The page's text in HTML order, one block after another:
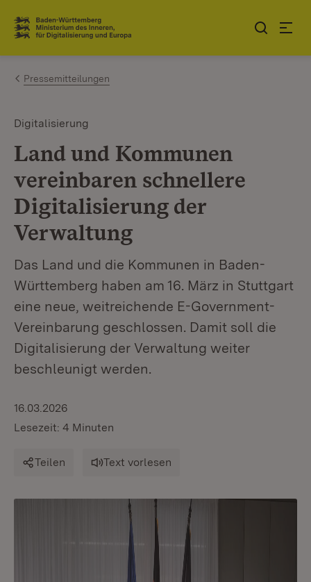
Zum Inhalt springen
Link zur Startseite
Pressemitteilungen
Digitalisierung
Land und Kommunen
vereinbaren schnellere
Digitalisierung der
Verwaltung
Das Land und die Kommunen in Baden-
Württemberg haben am 16. März in Stuttgart
eine neue, weitreichende E-Government-
Vereinbarung geschlossen. Damit soll die
Digitalisierung der Verwaltung weiter
beschleunigt werden.
16.03.2026
Lesezeit: 4 Minuten
Teilen Text vorlesen